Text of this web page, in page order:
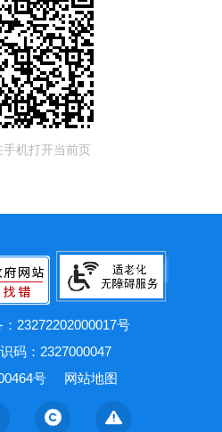
手机打开当前页
23272202000017号
码：2327000047
号
网站地图